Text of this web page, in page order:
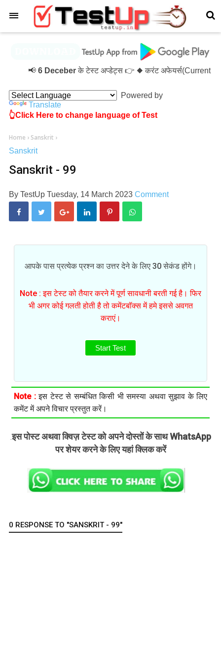
6 Deceberके टेस्ट अप्डेट्स 👉 ◆ करंट अफेयर्स(Current
Powered by
Translate
👆Click Here to change language of Test
Home › Sanskrit ›
Sanskrit
Sanskrit - 99
By TestUp Tuesday, 14 March 2023 Comment
आपके पास प्रत्येक प्रश्न का उत्तर देने के लिए 30 सेकंड होंगे।
Note : इस टेस्ट को तैयार करने में पूर्ण सावधानी बरती गई है। फिर
भी अगर कोई गलती होती है तो कमेंटबॉक्स में हमे इससे अवगत
कराएं।
Start Test
Note :इस टेस्ट से सम्बंधित किसी भी समस्या अथवा सुझाव के लिए
कमेंट में अपने विचार प्रस्तुत करें।
.इस पोस्ट अथवा क्विज़ टेस्ट को अपने दोस्तों के साथ WhatsApp
पर शेयर करने के लिए यहां क्लिक करें
0 RESPONSE TO "SANSKRIT - 99"